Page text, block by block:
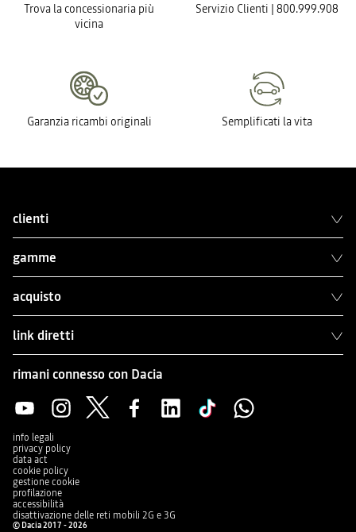
Trova la concessionaria più
vicina
Servizio Clienti | 800.999.908
Garanzia ricambi originali Semplificati la vita
clienti
gamme
acquisto
link diretti
rimani connesso con Dacia
info legali
privacy policy
data act
cookie policy
gestione cookie
profilazione
accessibilità
disattivazione delle reti mobili 2G e 3G
© Dacia 2017 - 2026